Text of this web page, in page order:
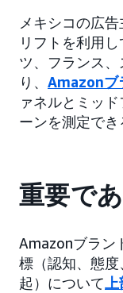
メキシコの広
リフトを利用
ツ、フランス
り、 Amazonブ
ァネルとミッ
ーンを測定でき
重要で
Amazonブラン
標（認知、態
起）について